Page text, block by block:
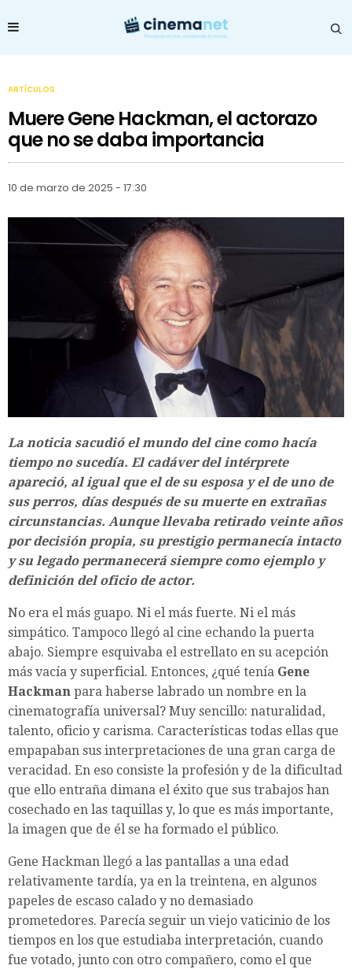
ARTÍCULOS
Muere Gene Hackman, el actorazo
que no se daba importancia
10 de marzo de 2025 - 17:30
La noticia sacudió el mundo del cine como hacía
tiempo no sucedía. El cadáver del intérprete
apareció, al igual que el de su esposa y el de uno de
sus perros, días después de su muerte en extrañas
circunstancias. Aunque llevaba retirado veinte años
por decisión propia, su prestigio permanecía intacto
y su legado permanecerá siempre como ejemplo y
definición del oficio de actor.
No era el más guapo. Ni el más fuerte. Ni el más
simpático. Tampoco llegó al cine echando la puerta
abajo. Siempre esquivaba el estrellato en su acepción
más vacía y superficial. Entonces, ¿qué tenía Gene
Hackman para haberse labrado un nombre en la
cinematografía universal? Muy sencillo: naturalidad,
talento, oficio y carisma. Características todas ellas que
empapaban sus interpretaciones de una gran carga de
veracidad. En eso consiste la profesión y de la dificultad
que ello entraña dimana el éxito que sus trabajos han
cosechado en las taquillas y, lo que es más importante,
la imagen que de él se ha formado el público.
Gene Hackman llegó a las pantallas a una edad
relativamente tardía, ya en la treintena, en algunos
papeles de escaso calado y no demasiado
prometedores. Parecía seguir un viejo vaticinio de los
tiempos en los que estudiaba interpretación, cuando
fue votado, junto con otro compañero, como el que